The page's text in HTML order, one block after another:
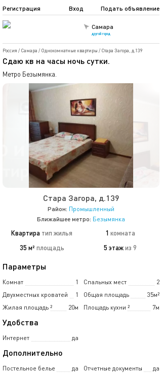
Самара
другой город
Подать объявление
Регистрация Вход
Россия / Самара / Однокомнатные квартиры / Стара Загора, д.139
Сдаю кв на часы ночь сутки.
Метро Безымянка.
Стара Загора, д.139
Район: Промышленный
Ближайшее метро: Безымянка
Квартира тип жилья 1 комната
35 м² площадь 5 этажиз 9
Параметры
Комнат 1 Спальных мест
2
Двухместных кроватей
1 Общая площадь
35м²
Жилая площадь
20м
² Площадь кухни 7м
²
Удобства
Интернет да
Дополнительно
Постельное белье да Отчетные документы
да